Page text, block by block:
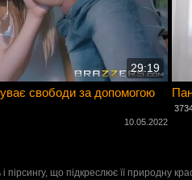
29:19
свободи за допомогою
10.05.2022
що підкреслює її природну